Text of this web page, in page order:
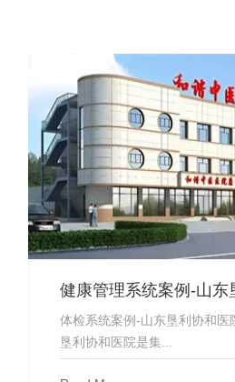
健康管理系统案例-山东
体检系统案例-山东垦利协和医
垦利协和医院是集...